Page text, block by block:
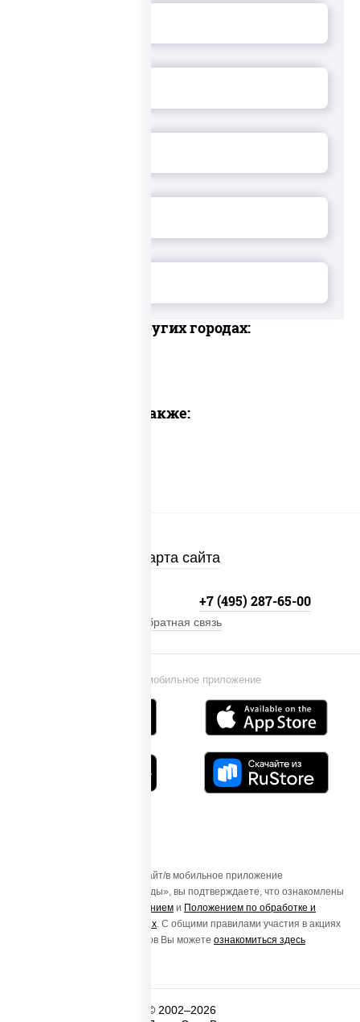
Доставка в других городах:
Предлагаем также:
Карта сайта
Установи мобильное приложение
+7 (495) 287-65-00
Обратная связь
Осуществляя вход на этот Сайт/в мобильное приложение
«ПиццаСушиВок - доставка еды», вы подтверждаете, что ознакомлены
Пользовательским соглашением и Положением по обработке и
защите персональных данных . С общими правилами участия в акциях
и порядке получения подарков Вы можете ознакомиться здесь
© 2002–2026